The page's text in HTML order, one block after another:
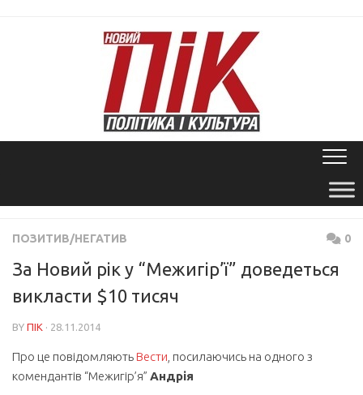
ПОЗИТИВ/НЕГАТИВ 0
За Новий рік у “Межигір’ї” доведеться
викласти $10 тисяч
BY ПІК · 28.11.2014
Про це повідомляють Вести , посилаючись на одного з
комендантів “Межигір’я” Андрія